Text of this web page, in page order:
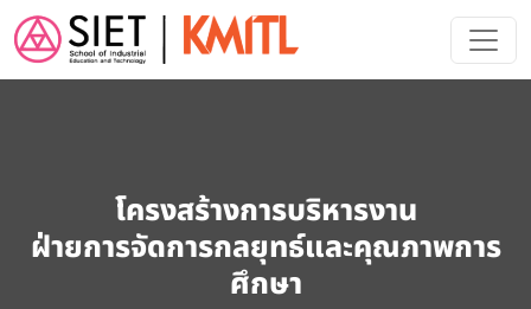
Skip to main content
โครงสร้างการบริหารงาน
ฝ่ายการจัดการกลยุทธ์และคุณภาพการ
ศึกษา